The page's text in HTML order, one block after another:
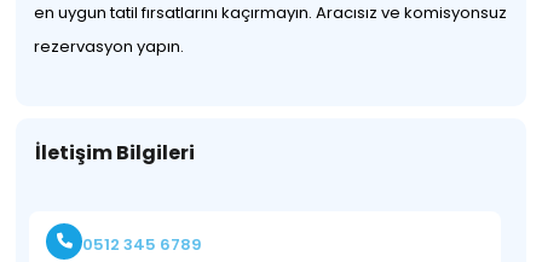
en uygun tatil fırsatlarını kaçırmayın. Aracısız ve komisyonsuz
rezervasyon yapın.
İletişim Bilgileri
0512 345 6789